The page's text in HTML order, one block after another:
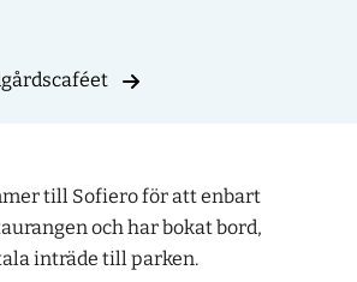
till Sofiero för att enbart
och har bokat bord,
inträde till parken.